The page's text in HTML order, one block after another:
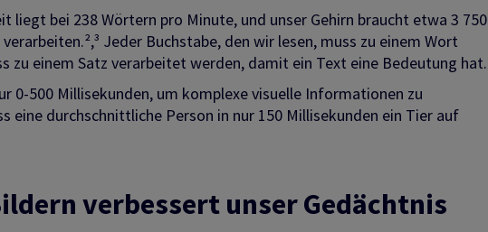
liegt bei 238 Wörtern pro Minute, und unser Gehirn braucht etwa 3 750
Jeder Buchstabe, den wir lesen, muss zu einem Wort
zu einem Satz verarbeitet werden, damit ein Text eine Bedeutung hat.
0-500 Millisekunden, um komplexe visuelle Informationen zu
eine durchschnittliche Person in nur 150 Millisekunden ein Tier auf
verbessert unser Gedächtnis